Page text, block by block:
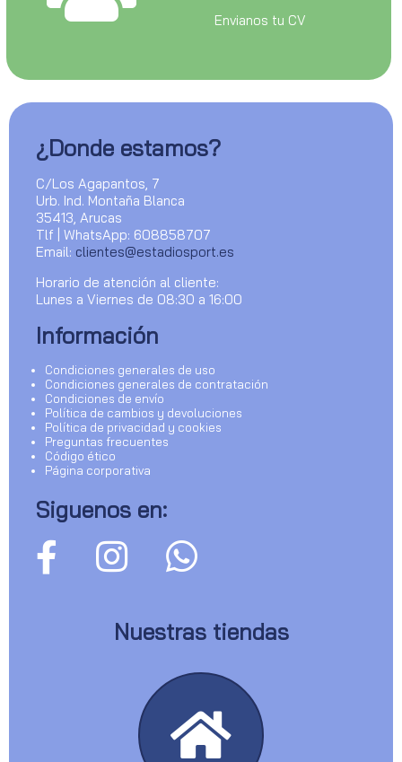
Envianos tu CV
¿Donde estamos?
C/Los Agapantos, 7
Urb. Ind. Montaña Blanca
35413, Arucas
Tlf | WhatsApp: 608858707
Email: clientes@estadiosport.es
Horario de atención al cliente:
Lunes a Viernes de 08:30 a 16:00
Información
Condiciones generales de uso
Condiciones generales de contratación
Condiciones de envío
Política de cambios y devoluciones
Política de privacidad y cookies
Preguntas frecuentes
Código ético
Página corporativa
Siguenos en:
Nuestras tiendas